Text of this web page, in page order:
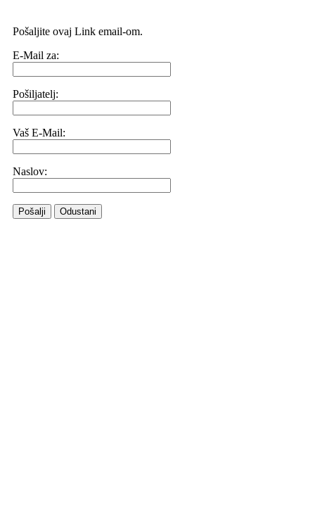
Pošaljite ovaj Link email-om.
E-Mail za:
Pošiljatelj:
Vaš E-Mail:
Naslov:
Pošalji Odustani